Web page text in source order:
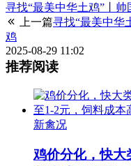
寻找“最美中华土鸡”丨帅
上一篇寻找“最美中华
鸡
2025-08-29 11:02
推荐阅读
新禽况
鸡价分化，快大